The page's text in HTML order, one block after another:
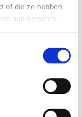
of die ze hebben
hun services.
voor de